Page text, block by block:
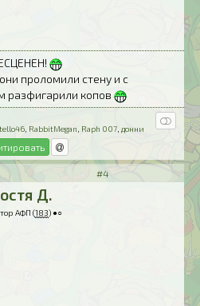
проломили стену и с
разфигарили копов
, RabbitMegan Raph 007, донни
#4
Д.
АФП (183) ●○